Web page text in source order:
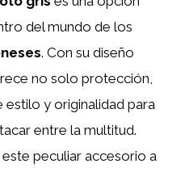
del mundo de los
. Con su diseño
no solo protección,
estilo y originalidad para
entre la multitud.
peculiar accesorio a